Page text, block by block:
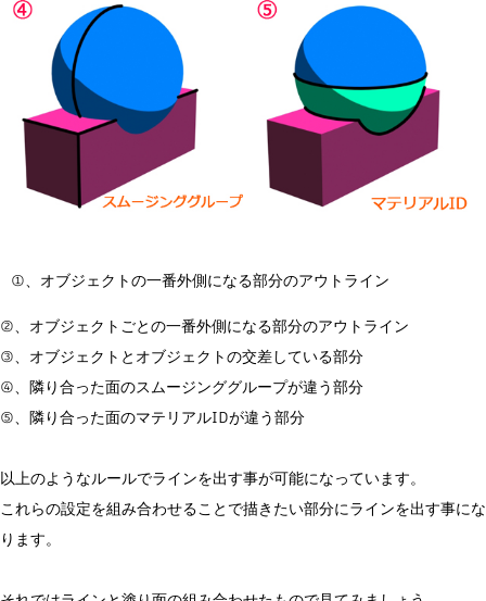
①、オブジェクトの一番外側になる部分のアウトライン
②、オブジェクトごとの一番外側になる部分のアウトライン
③、オブジェクトとオブジェクトの交差している部分
④、隣り合った面のスムージンググループが違う部分
⑤、隣り合った面のマテリアルIDが違う部分
以上のようなルールでラインを出す事が可能になっています。
これらの設定を組み合わせることで描きたい部分にラインを出す事にな
ります。